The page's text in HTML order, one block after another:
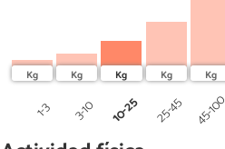
1-3 3-10 10-25 25-45 45-100